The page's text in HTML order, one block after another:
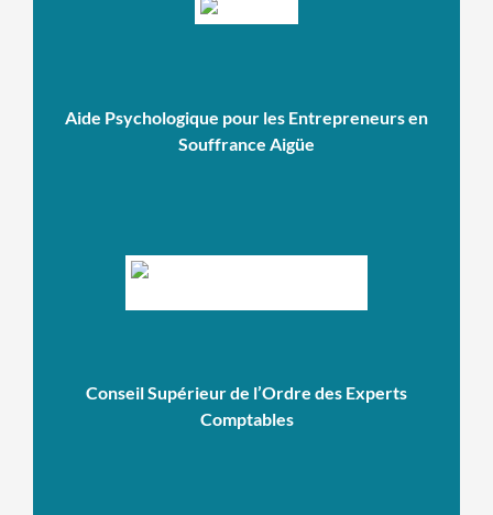
Aide Psychologique pour les Entrepreneurs en
Souffrance Aigüe
Conseil Supérieur de l’Ordre des Experts
Comptables